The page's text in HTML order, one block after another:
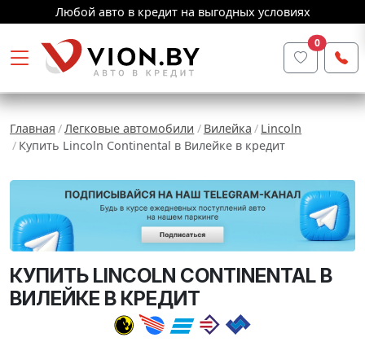
Любой авто в кредит на выгодных условиях
0
Главная Легковые автомобили Вилейка
Lincoln
Купить Lincoln Continental в Вилейке в кредит
КУПИТЬ LINCOLN CONTINENTAL В
ВИЛЕЙКЕ В КРЕДИТ